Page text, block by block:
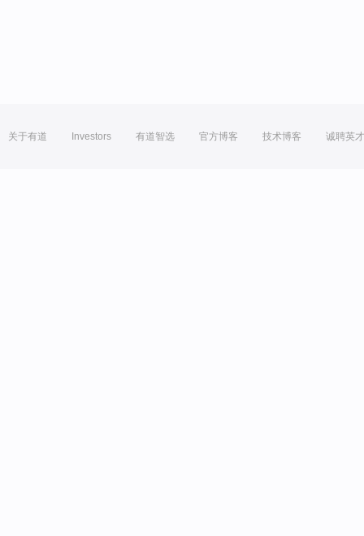
关于有道 Investors 有道智选 官方博客 技术博客 诚聘英才